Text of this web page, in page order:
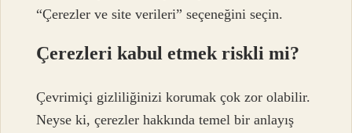
“Çerezler ve site verileri” seçeneğini seçin.
Çerezleri kabul etmek riskli mi?
Çevrimiçi gizliliğinizi korumak çok zor olabilir.
Neyse ki, çerezler hakkında temel bir anlayış